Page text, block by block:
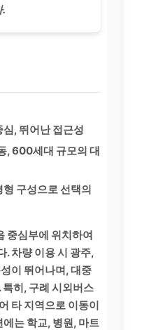
.
심, 뛰어난 접근성
, 600세대 규모의 대
형 구성으로 선택의
중심부에 위치하여
. 차량 이용 시 광주,
이 뛰어나며, 대중
히, 구례 시외버스
타 지역으로 이동이
는 학교, 병원, 마트